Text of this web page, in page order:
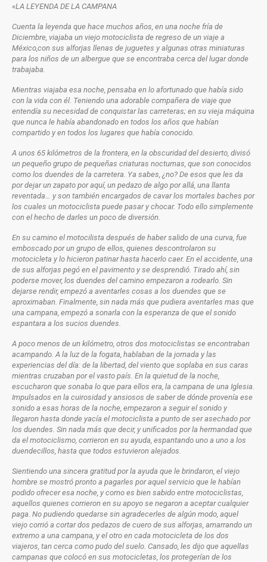
«LA LEYENDA DE LA CAMPANA
Cuenta la leyenda que hace muchos años, en una noche fría de
Diciembre, viajaba un viejo motociclista de regreso de un viaje a
México,con sus alforjas llenas de juguetes y algunas otras miniaturas
para los niños de un albergue que se encontraba cerca del lugar donde
trabajaba.
Mientras viajaba esa noche, pensaba en lo afortunado que había sido
con la vida con él. Teniendo una adorable compañera de viaje que
entendía su necesidad de conquistar las carreteras; en su vieja máquina
que nunca le había abandonado en todos los años que habían
compartido y en todos los lugares que había conocido.
A unos 65 kilómetros de la frontera, en la obscuridad del desierto, divisó
un pequeño grupo de pequeñas criaturas nocturnas, que son conocidos
como los duendes de la carretera. Ya sabes, ¿no? De esos que les da
por dejar un zapato por aquí, un pedazo de algo por allá, una llanta
reventada… y son también encargados de cavar los mortales baches por
los cuales un motociclista puede pasar y chocar. Todo ello simplemente
con el hecho de darles un poco de diversión.
En su camino el motocilista después de haber salido de una curva, fue
emboscado por un grupo de ellos, quienes descontrolaron su
motocicleta y lo hicieron patinar hasta hacerlo caer. En el accidente, una
de sus alforjas pegó en el pavimento y se desprendió. Tirado ahí, sin
poderse mover, los duendes del camino empezaron a rodearlo. Sin
dejarse rendir, empezó a aventarles cosas a los duendes que se
aproximaban. Finalmente, sin nada más que pudiera aventarles mas que
una campana, empezó a sonarla con la esperanza de que el sonido
espantara a los sucios duendes.
A poco menos de un kilómetro, otros dos motociclistas se encontraban
acampando. A la luz de la fogata, hablaban de la jornada y las
experiencias del día: de la libertad, del viento que soplaba en sus caras
mientras cruzaban por el vasto país. En la quietud de la noche,
escucharon que sonaba lo que para ellos era, la campana de una Iglesia.
Impulsados en la cuirosidad y ansiosos de saber de dónde provenía ese
sonido a esas horas de la noche, empezaron a seguir el sonido y
llegaron hasta donde yacía el motociclista a punto de ser asechado por
los duendes. Sin nada más que decir, y unificados por la hermandad que
da el motociclismo, corrieron en su ayuda, espantando uno a uno a los
duendecillos, hasta que todos estuvieron alejados.
Sientiendo una sincera gratitud por la ayuda que le brindaron, el viejo
hombre se mostró pronto a pagarles por aquel servicio que le habían
podido ofrecer esa noche, y como es bien sabido entre motociclistas,
aquellos quienes corrieron en su apoyo se negaron a aceptar cualquier
paga. No pudiendo quedarse sin agradecerles de algún modo, aquel
viejo corrió a cortar dos pedazos de cuero de sus alforjas, amarrando un
extremo a una campana, y el otro en cada motocicleta de los dos
viajeros, tan cerca como pudo del suelo. Cansado, les dijo que aquellas
campanas que colocó en sus motocicletas, los protegerían de los